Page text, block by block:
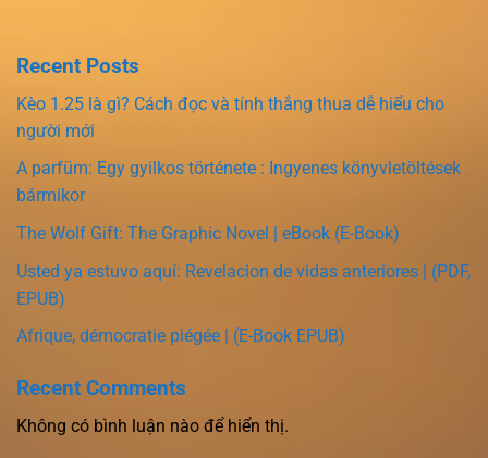
Recent Posts
Kèo 1.25 là gì? Cách đọc và tính thắng thua dễ hiểu cho
người mới
A parfüm: Egy gyilkos története : Ingyenes könyvletöltések
bármikor
The Wolf Gift: The Graphic Novel | eBook (E-Book)
Usted ya estuvo aquí: Revelacion de vidas anteriores | (PDF,
EPUB)
Afrique, démocratie piégée | (E-Book EPUB)
Recent Comments
Không có bình luận nào để hiển thị.